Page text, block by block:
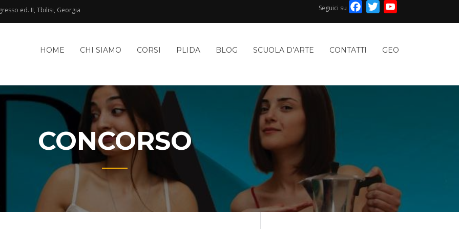
ed. II, Tbilisi, Georgia Seguici su Facebook
Twitter
HOME CHI SIAMO CORSI PLIDA BLOG SCUOLA D’ARTE CONTATTI GEO
CONCORSO